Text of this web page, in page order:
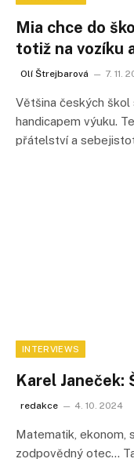
Mia chce do
totiž na vozíku
Olí Štrejbarová 7. 11.
Většina českých
handicapem výuku.
přátelství a
INTERVIEWS
Karel Janeček:
redakce 4. 10. 2024
Matematik, ekonom,
zodpovědný otec…